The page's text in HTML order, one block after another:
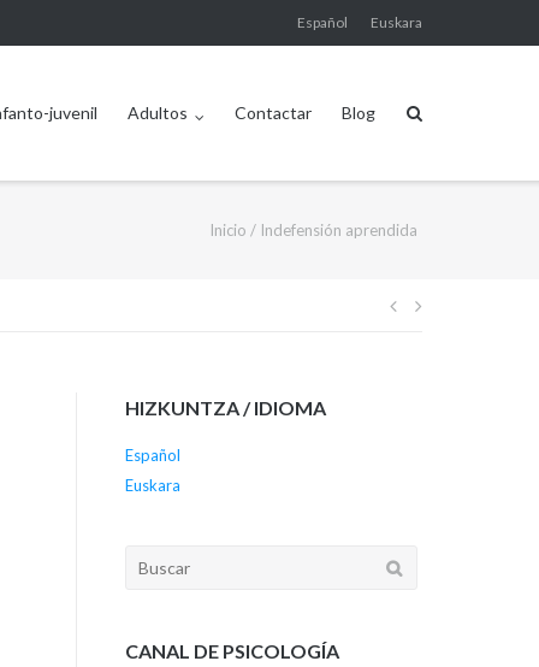
Español Euskara
juvenil Adultos Contactar Blog
Inicio / Indefensión aprendida
Navegación
HIZKUNTZA / IDIOMA
Español
Euskara
Buscar:
CANAL DE PSICOLOGÍA